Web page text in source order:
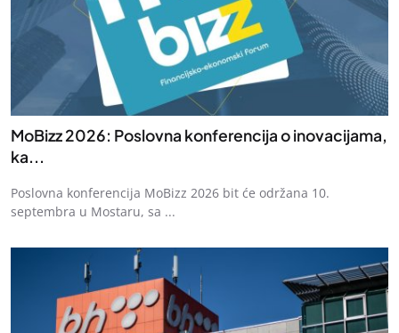
MoBizz 2026: Poslovna konferencija o inovacijama,
ka...
Poslovna konferencija MoBizz 2026 bit će održana 10.
septembra u Mostaru, sa ...